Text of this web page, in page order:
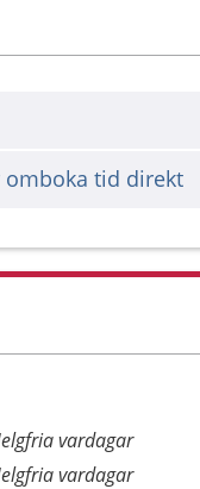
omboka tid direkt
vardagar
vardagar